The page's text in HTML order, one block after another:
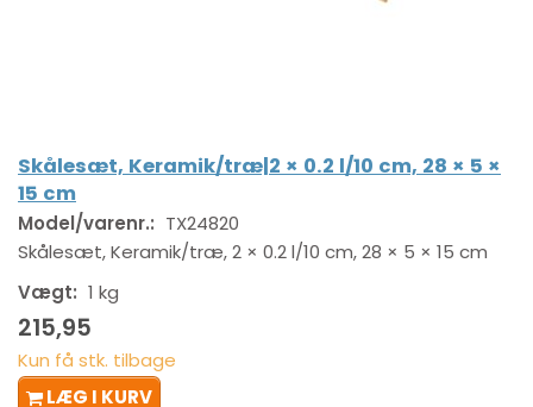
Skålesæt, Keramik/træ|2 × 0.2 l/10 cm, 28 × 5 ×
15 cm
Model/varenr.: TX24820
Skålesæt, Keramik/træ, 2 × 0.2 l/10 cm, 28 × 5 × 15 cm
Vægt: 1 kg
215,95
Kun få stk. tilbage
LÆG I KURV